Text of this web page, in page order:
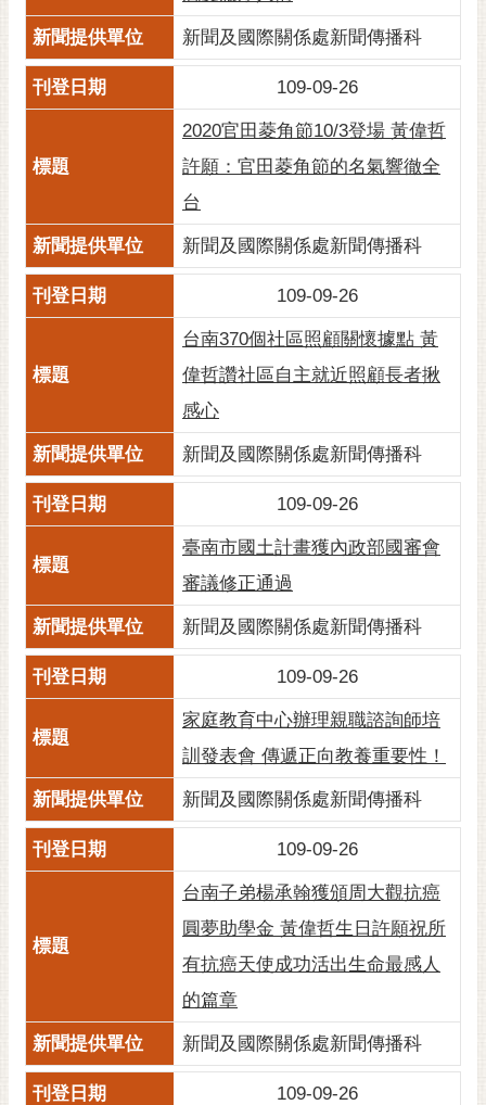
位
置
新聞及國際關係處新聞傳播科
109-09-26
2020官田菱角節10/3登場 黃偉哲
許願：官田菱角節的名氣響徹全
台
新聞及國際關係處新聞傳播科
109-09-26
台南370個社區照顧關懷據點 黃
偉哲讚社區自主就近照顧長者揪
感心
新聞及國際關係處新聞傳播科
109-09-26
臺南市國土計畫獲內政部國審會
審議修正通過
新聞及國際關係處新聞傳播科
109-09-26
家庭教育中心辦理親職諮詢師培
訓發表會 傳遞正向教養重要性！
新聞及國際關係處新聞傳播科
109-09-26
台南子弟楊承翰獲頒周大觀抗癌
圓夢助學金 黃偉哲生日許願祝所
有抗癌天使成功活出生命最感人
的篇章
新聞及國際關係處新聞傳播科
109-09-26